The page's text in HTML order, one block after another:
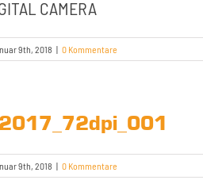
CAMERA
9th, 2018 | 0 Kommentare
9th, 2018 | 0 Kommentare